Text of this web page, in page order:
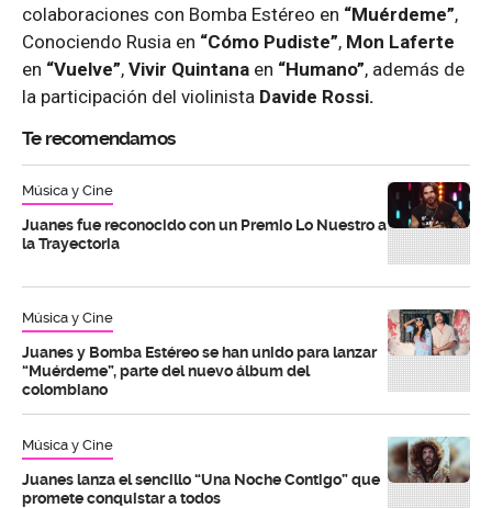
colaboraciones con Bomba Estéreo en “Muérdeme”,
Conociendo Rusia en “Cómo Pudiste”, Mon Laferte
en “Vuelve”, Vivir Quintana en “Humano”, además de
la participación del violinista Davide Rossi.
Te recomendamos
Música y Cine
Juanes fue reconocido con un Premio Lo Nuestro a
la Trayectoria
Música y Cine
Juanes y Bomba Estéreo se han unido para lanzar
“Muérdeme”, parte del nuevo álbum del
colombiano
Música y Cine
Juanes lanza el sencillo “Una Noche Contigo” que
promete conquistar a todos